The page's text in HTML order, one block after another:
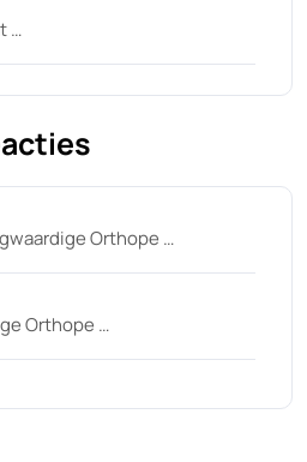
…
Orthope …
Orthope …